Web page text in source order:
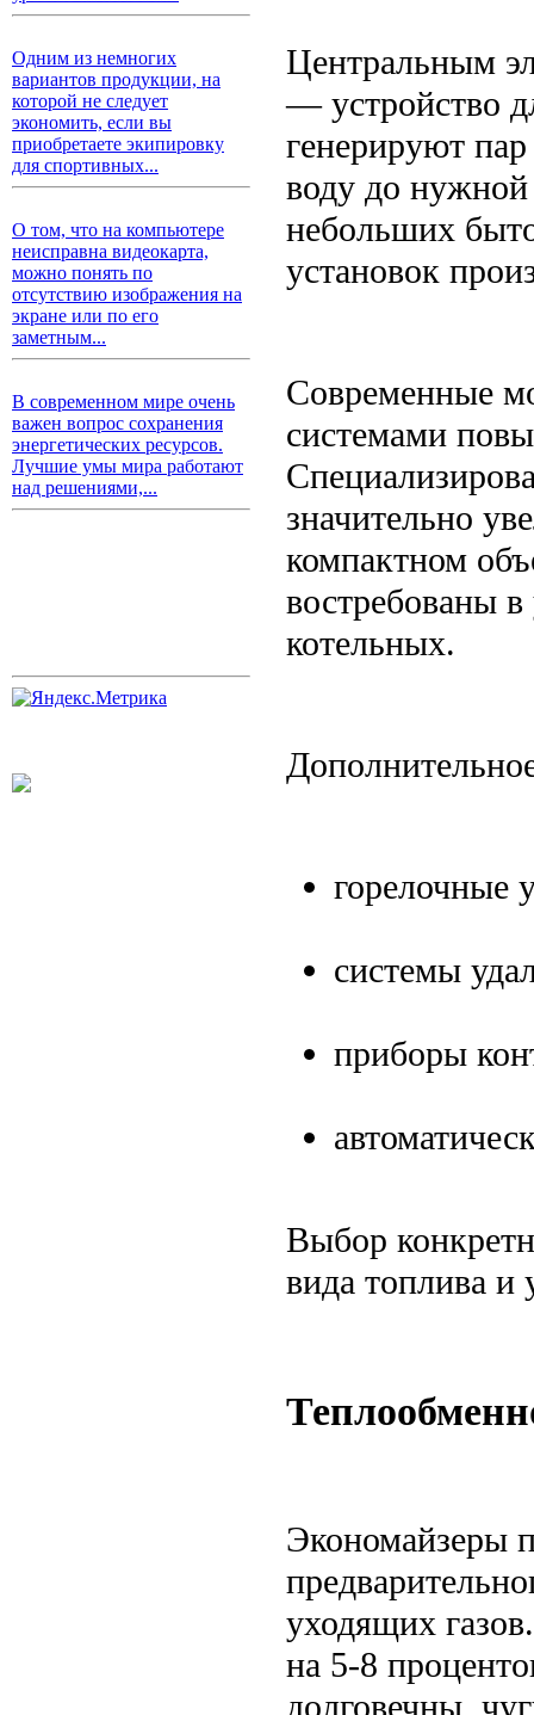
Одним из немногих
вариантов продукции, на
которой не следует
экономить, если вы
приобретаете экипировку
для спортивных...
О том, что на компьютере
неисправна видеокарта,
можно понять по
отсутствию изображения на
экране или по его
заметным...
В современном мире очень
важен вопрос сохранения
энергетических ресурсов.
Лучшие умы мира работают
над решениями,...
Центральным
— устройство
генерируют
воду до
небольших
установок
Современные
системами
значительно
компактном
востребованы в
котельных.
горелочные
системы
приборы
Выбор
вида топлива и
Экономайзеры
уходящих
на 5-8
долговечны,